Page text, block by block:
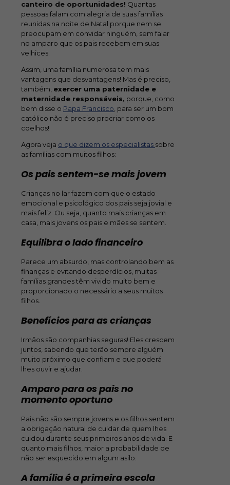
canteiro de oportunidades! Quantas
pessoas falam com alegria de suas famílias
reunidas na noite de Natal porque nem se
preocupam em convidar ninguém, sem falar
no amparo que os pais recebem em suas
velhices.
Assim, uma família numerosa tem mais
vantagens que desvantagens! Mas é preciso,
também, exercer uma paternidade e
maternidade responsáveis, porque, como
bem disse o Papa Francisco, para ser um bom
católico não é preciso procriar como os
coelhos!
Agora veja o que dizem os especialistas sobre
as famílias com muitos filhos:
Os pais sentem-se mais jovem
Crianças no lar fazem com que o estado
emocional e psicológico dos pais seja jovial e
mais feliz. Ou seja, quanto mais crianças em
casa, mais jovens os pais e mães se sentem.
Equilibra o lado financeiro
Parece um absurdo, mas controlando bem as
finanças e evitando desperdícios, muitas
famílias grandes têm vivido muito bem e
proporcionado o necessário a seus muitos
filhos.
Benefícios para as crianças
Irmãos são companhias seguras! Eles crescem
juntos, sabendo que terão sempre alguém
muito próximo que confiam e que poderá
lhes ouvir e ajudar.
Amparo para os pais no
momento oportuno
Pais não são sempre jovens e os filhos sentem
a obrigação natural de cuidar de quem lhes
cuidou durante seus primeiros anos de vida. E
quanto mais filhos, maior a probabilidade de
não ser esquecido em algum asilo.
A família é a primeira escola